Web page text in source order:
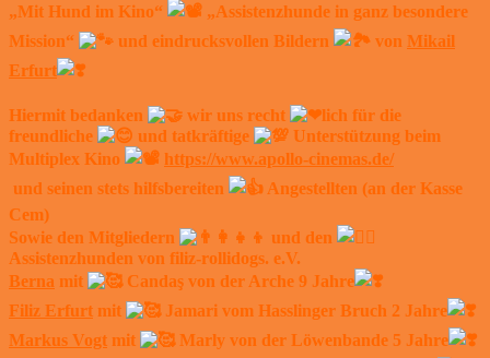
„Mit Hund im Kino“
„Assistenzhunde in ganz besondere
Mission“
und eindrucksvollen Bildern von Mikail
Erfurt
Hiermit bedanken wir uns recht
lich für die
freundliche
und tatkräftige
Unterstützung beim
Multiplex Kino
https://www.apollo-cinemas.de/
und seinen stets hilfsbereiten
Angestellten (an der Kasse
Cem)
Sowie den Mitgliedern
und den
Assistenzhunden von filiz-rollidogs. e.V.
Berna mit
Candaş von der Arche 9 Jahre
Filiz Erfurt mit
Jamari vom Hasslinger Bruch 2 Jahre
Markus Vogt mit
Marly von der Löwenbande 5 Jahre